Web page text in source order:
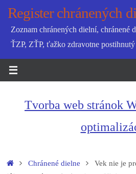
SkipRegister chránených
Zoznam chránených dielní, chránené
ŤZP, ZŤP, ťažko zdravotne
Tvorba web stránok
HomeChránené dielne
Vek nie je